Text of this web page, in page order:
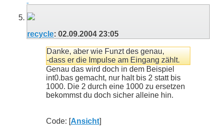
recycle: 02.09.2004 23:05
Danke, aber wie Funzt des genau,
-dass er die Impulse am Eingang zählt.
Genau das wird doch in dem Beispiel
int0.bas gemacht, nur halt bis 2 statt bis
1000. Die 2 durch eine 1000 zu ersetzen
bekommst du doch sicher alleine hin.
Code: [Ansicht]